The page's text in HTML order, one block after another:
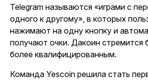
Telegram называются «играми с
одного к другому», в которых
нажимают на одну кнопку и
получают очки. Дакоин стремится
более квалифицированным.
Команда Yescoin решила стать